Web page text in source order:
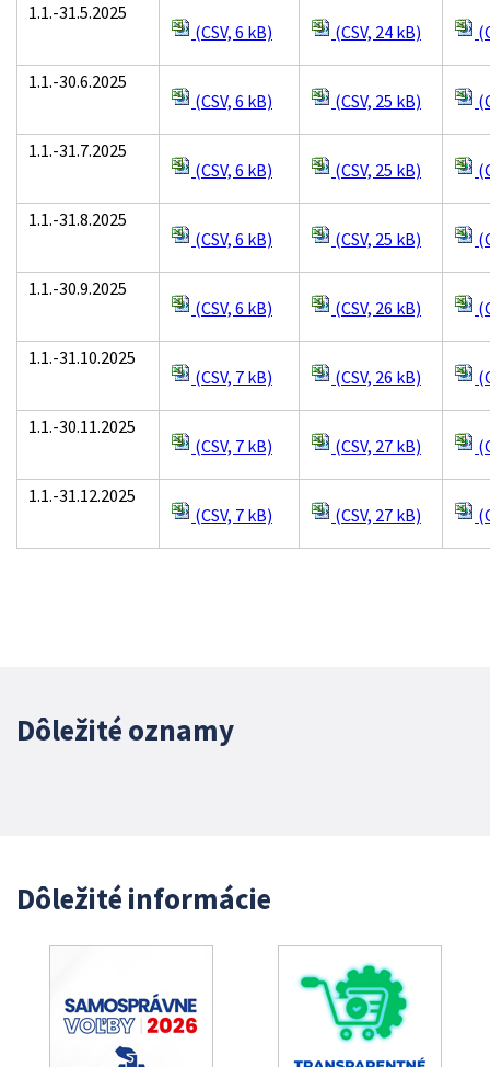
1.1.-31.5.2025
(CSV, 6 kB)
(CSV, 24 kB)
1.1.-30.6.2025
(CSV, 6 kB)
(CSV, 25 kB)
1.1.-31.7.2025
(CSV, 6 kB)
(CSV, 25 kB)
1.1.-31.8.2025
(CSV, 6 kB)
(CSV, 25 kB)
1.1.-30.9.2025
(CSV, 6 kB)
(CSV, 26 kB)
1.1.-31.10.2025
(CSV, 7 kB)
(CSV, 26 kB)
1.1.-30.11.2025
(CSV, 7 kB)
(CSV, 27 kB)
1.1.-31.12.2025
(CSV, 7 kB)
(CSV, 27 kB)
Dôležité oznamy
Dôležité informácie